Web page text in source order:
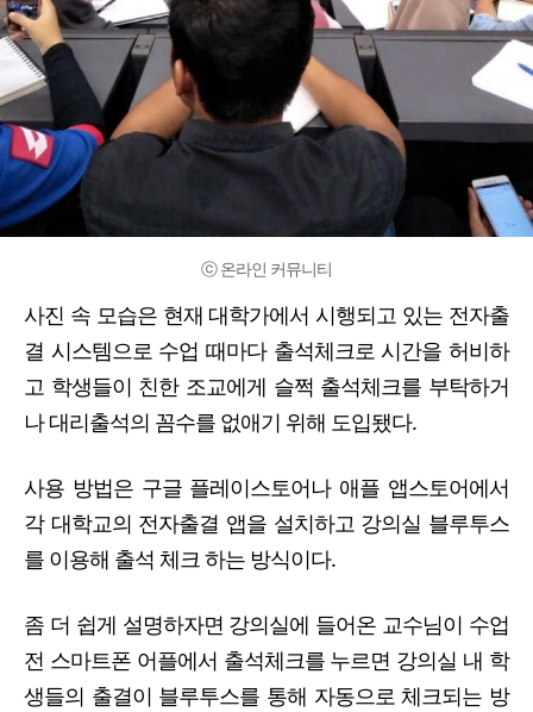
ⓒ 온라인 커뮤니티
사진 속 모습은 현재 대학가에서 시행되고 있는 전자출
결 시스템으로 수업 때마다 출석체크로 시간을 허비하
고 학생들이 친한 조교에게 슬쩍 출석체크를 부탁하거
나 대리출석의 꼼수를 없애기 위해 도입됐다.
사용 방법은 구글 플레이스토어나 애플 앱스토어에서
각 대학교의 전자출결 앱을 설치하고 강의실 블루투스
를 이용해 출석 체크 하는 방식이다.
좀 더 쉽게 설명하자면 강의실에 들어온 교수님이 수업
전 스마트폰 어플에서 출석체크를 누르면 강의실 내 학
생들의 출결이 블루투스를 통해 자동으로 체크되는 방